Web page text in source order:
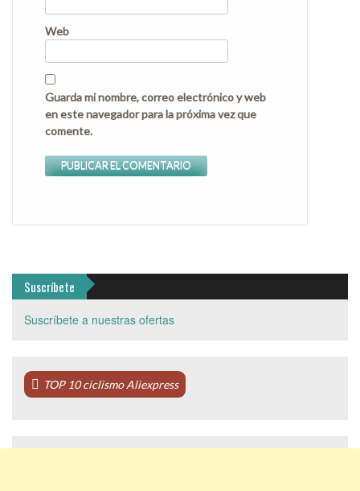
Web
Guarda mi nombre, correo electrónico y web
en este navegador para la próxima vez que
comente.
Suscríbete
Suscríbete a nuestras ofertas
TOP 10 ciclismo Aliexpress